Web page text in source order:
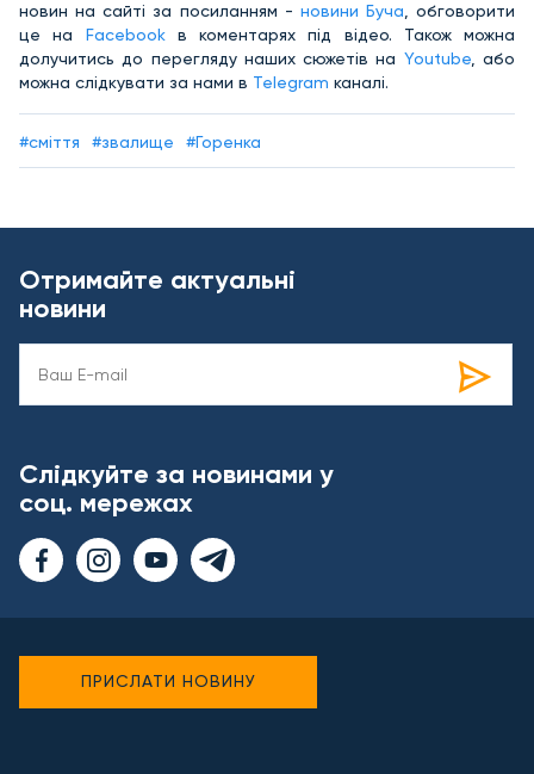
новин на сайті за посиланням - новини Буча , обговорити
це на Facebookв коментарях під відео. Також можна
долучитись до перегляду наших сюжетів на Youtube, або
можна слідкувати за нами в Telegram каналі.
#сміття #звалище #Горенка
Отримайте актуальні
новини
Слідкуйте за новинами у
соц. мережах
ПРИСЛАТИ НОВИНУ